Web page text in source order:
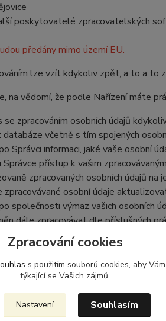
poskytovatelé zpracovatelských
předány mimo území EU.
lze vzít kdykoliv zpět, a to a to
na vědomí, že podle Nařízení máte
se zpracováním osobních údajů
včetně s tím spojených
Správci informaci, jaké vaše osobní
Správce přístup k vašim
zpracovaných osobních údajů na
zpracovávané osobní údaje
společnosti výmaz vašich osobních
dále zpracovávat dle příslušných
soudní ochranu, pokud máte za to, že
v rozporu s tímto Nařízením
o dodržování povinností
ochranu osobních údajů
Zpracování cookies
s použitím souborů cookies, aby
týkající se Vašich zájmů.
Nastavení Souhlasím